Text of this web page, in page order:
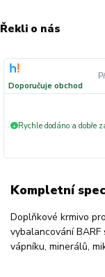
Řekli o nás
Doporučuje obchod
+ Rychle dodáno a dobře
Kompletní
Doplňkové krmivo
vybalancování
vápníku, minerálů,